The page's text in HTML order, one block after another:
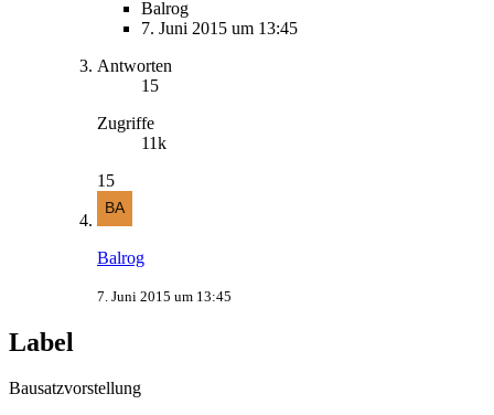
Balrog
7. Juni 2015 um 13:45
Antworten
15
Zugriffe
11k
15
Balrog
7. Juni 2015 um 13:45
Label
Bausatzvorstellung